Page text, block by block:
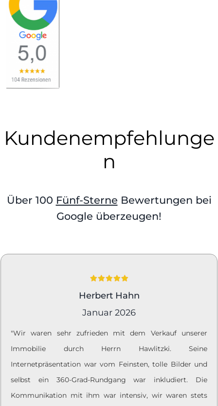
Kundenempfehlunge
n
Über 100 Fünf-Sterne Bewertungen bei
Google überzeugen!
Herbert Hahn
Januar 2026
"Wir waren sehr zufrieden mit dem Verkauf unserer
Immobilie durch Herrn Hawlitzki. Seine
Internetpräsentation war vom Feinsten, tolle Bilder und
selbst ein 360-Grad-Rundgang war inkludiert. Die
Kommunikation mit ihm war intensiv, wir waren stets